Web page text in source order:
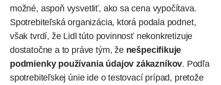
možné, aspoň vysvetliť, ako sa cena vypočítava.
Spotrebiteľská organizácia, ktorá podala podnet,
však tvrdí, že Lidl túto povinnosť nekonkretizuje
dostatočne a to práve tým, že nešpecifikuje
podmienky používania údajov zákazníkov. Podľa
spotrebiteľskej únie ide o testovací prípad, pretože